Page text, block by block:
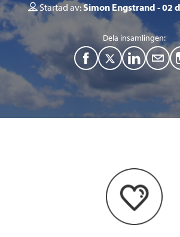
Startad av:Simon Engstrand 02
Dela insamlingen:
F
T
e
L
i
I
n
M
a
i